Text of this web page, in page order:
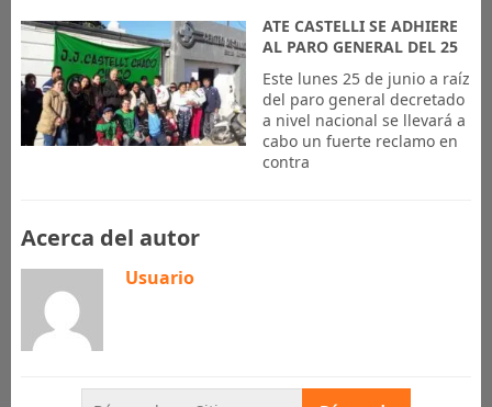
ATE CASTELLI SE ADHIERE
AL PARO GENERAL DEL 25
Este lunes 25 de junio a raíz
del paro general decretado
a nivel nacional se llevará a
cabo un fuerte reclamo en
contra
Acerca del autor
Usuario